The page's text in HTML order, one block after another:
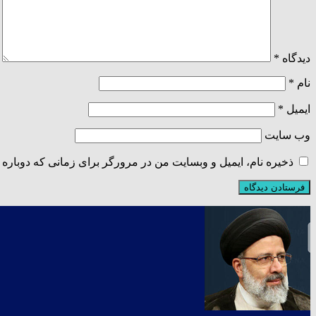
دیدگاه *
نام *
ایمیل *
وب‌ سایت
ذخیره نام، ایمیل و وبسایت من در مرورگر برای زمانی که